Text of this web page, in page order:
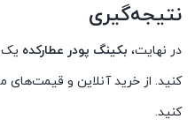
نتیجه‌گیری
در نهایت، بکینگ پودر عطارکده یک
کنید. از خرید آنلاین و قیمت‌های
کنید.